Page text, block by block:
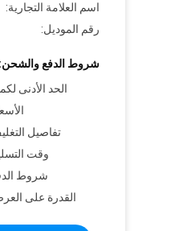
اسم العلامة التجارية:
رقم الموديل:
شروط الدفع والشحن:
الحد الأدنى
تفاصيل
وقت
شروط
القدرة على